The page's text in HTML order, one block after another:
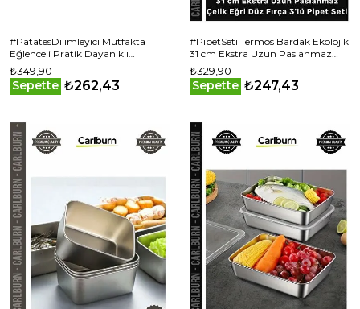
#PatatesDilimleyici Mutfakta
Eğlenceli Pratik Dayanıklı
Garnitür Spiral Patates Dilimleyici
₺349,90
Sepette ₺262,43
#PipetSeti Termos Bardak Ekolojik
31 cm Ekstra Uzun Paslanmaz
Çelik Eğri Düz Fırça 3'lü Pipet Seti
₺329,90
Sepette ₺247,43